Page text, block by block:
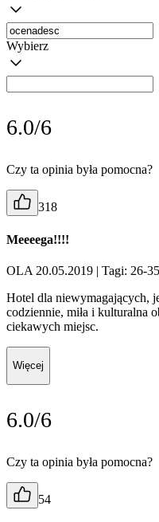
Wybierz
6.0/6
Czy ta opinia była pomocna?
318
Meeeega!!!!
OLA 20.05.2019 | Tagi: 26-
Hotel dla niewymagających,
codziennie, miła i kulturalna
ciekawych miejsc.
Więcej
6.0/6
Czy ta opinia była pomocna?
54